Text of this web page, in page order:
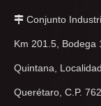
 Conjunto
Km 201.5, Bodega
Quintana,
Querétaro, C.P.